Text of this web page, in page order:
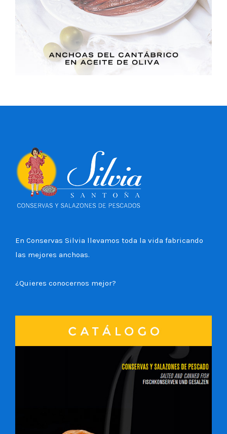
En Conservas Silvia llevamos toda la vida fabricando
las mejores anchoas.
¿Quieres conocernos mejor?